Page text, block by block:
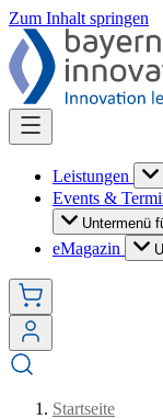
Zum Inhalt springen
Leistungen
Events &
Untermenü
eMagazin
Startseite